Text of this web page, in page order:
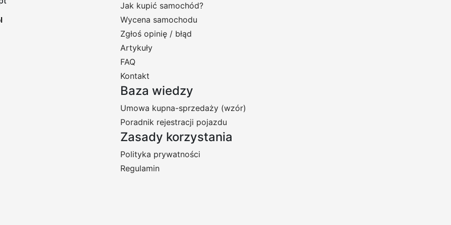
Jak kupić samochód?
Wycena samochodu
Zgłoś opinię / błąd
Artykuły
FAQ
Kontakt
Baza wiedzy
Umowa kupna-sprzedaży (wzór)
Poradnik rejestracji pojazdu
Zasady korzystania
Polityka prywatności
Regulamin